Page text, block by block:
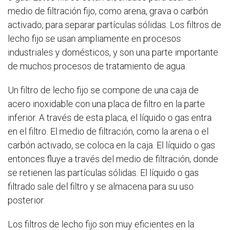
medio de filtración fijo, como arena, grava o carbón
activado, para separar partículas sólidas. Los filtros de
lecho fijo se usan ampliamente en procesos
industriales y domésticos, y son una parte importante
de muchos procesos de tratamiento de agua.
Un filtro de lecho fijo se compone de una caja de
acero inoxidable con una placa de filtro en la parte
inferior. A través de esta placa, el líquido o gas entra
en el filtro. El medio de filtración, como la arena o el
carbón activado, se coloca en la caja. El líquido o gas
entonces fluye a través del medio de filtración, donde
se retienen las partículas sólidas. El líquido o gas
filtrado sale del filtro y se almacena para su uso
posterior.
Los filtros de lecho fijo son muy eficientes en la